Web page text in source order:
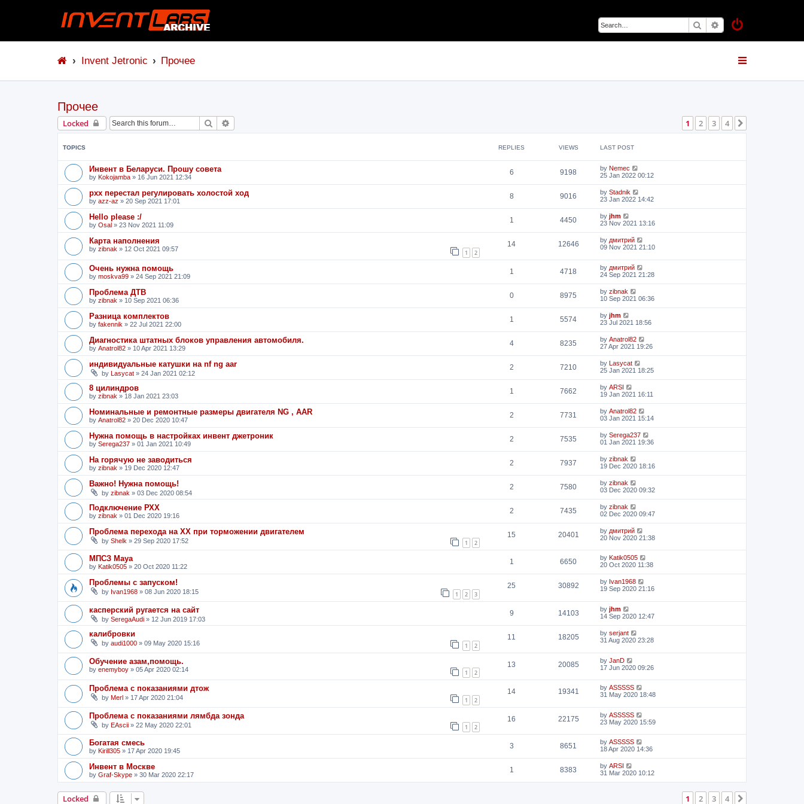
Search Advanced search
Invent Jetronic Прочее
Прочее
Locked Search 1 2 3 4
TOPICS REPLIES VIEWS LAST POST
Инвент в Беларуси. Прошу совета
by Kokojamba » 16 Jun 2021 12:34
6 9198 by Nemec
25 Jan 2022 00:12
рхх перестал регулировать холостой ход
by azz-az » 20 Sep 2021 17:01
8 9016 by Stadnik
23 Jan 2022 14:42
Hello please :/
by Osal » 23 Nov 2021 11:09
1 4450 by jhm
23 Nov 2021 13:16
Карта наполнения
by zibnak » 12 Oct 2021 09:57 1 2
14 12646 by дмитрий
09 Nov 2021 21:10
Очень нужна помощь
by moskva99 » 24 Sep 2021 21:09
1 4718 by дмитрий
24 Sep 2021 21:28
Проблема ДТВ
by zibnak » 10 Sep 2021 06:36
0 8975 by zibnak
10 Sep 2021 06:36
Разница комплектов
by fakennik » 22 Jul 2021 22:00
1 5574 by jhm
23 Jul 2021 18:56
Диагностика штатных блоков управления автомобиля.
by Anatrol82 » 10 Apr 2021 13:29
4 8235 by Anatrol82
27 Apr 2021 19:26
индивидуальные катушки на nf ng aar
by Lasycat » 24 Jan 2021 02:12
2 7210 by Lasycat
25 Jan 2021 18:25
8 цилиндров
by zibnak » 18 Jan 2021 23:03
1 7662 by ARSI
19 Jan 2021 16:11
Номинальные и ремонтные размеры двигателя NG , AAR
by Anatrol82 » 20 Dec 2020 10:47
2 7731 by Anatrol82
03 Jan 2021 15:14
Нужна помощь в настройках инвент джетроник
by Serega237 » 01 Jan 2021 10:49
2 7535 by Serega237
01 Jan 2021 19:36
На горячую не заводиться
by zibnak » 19 Dec 2020 12:47
2 7937 by zibnak
19 Dec 2020 18:16
Важно! Нужна помощь!
by zibnak » 03 Dec 2020 08:54
2 7580 by zibnak
03 Dec 2020 09:32
Подключение РХХ
by zibnak » 01 Dec 2020 19:16
2 7435 by zibnak
02 Dec 2020 09:47
Проблема перехода на ХХ при торможении двигателем
by Shelk » 29 Sep 2020 17:52 1 2
15 20401 by дмитрий
20 Nov 2020 21:38
МПСЗ Maya
by Katik0505 » 20 Oct 2020 11:22
1 6650 by Katik0505
20 Oct 2020 11:38
Проблемы с запуском!
by Ivan1968 » 08 Jun 2020 18:15 1 2 3
25 30892 by Ivan1968
19 Sep 2020 21:16
касперский ругается на сайт
by SeregaAudi » 12 Jun 2019 17:03
9 14103 by jhm
14 Sep 2020 12:47
калибровки
by audi1000 » 09 May 2020 15:16 1 2
11 18205 by serjant
31 Aug 2020 23:28
Обучение азам,помощь.
by enemyboy » 05 Apr 2020 02:14 1 2
13 20085 by JanD
17 Jun 2020 09:26
Проблема с показаниями дтож
by Merl » 17 Apr 2020 21:04 1 2
14 19341 by ASSSSS
31 May 2020 18:48
Проблема с показаниями лямбда зонда
by EAscii » 22 May 2020 22:01 1 2
16 22175 by ASSSSS
23 May 2020 15:59
Богатая смесь
by Kirill305 » 17 Apr 2020 19:45
3 8651 by ASSSSS
18 Apr 2020 14:36
Инвент в Москве
by Graf-Skype » 30 Mar 2020 22:17
1 8383 by ARSI
31 Mar 2020 10:12
Locked 1 2 3 4